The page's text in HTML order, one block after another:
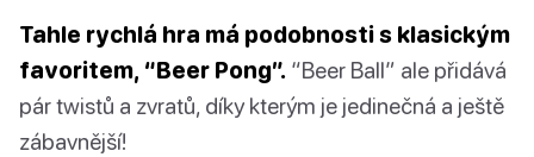
Tahle rychlá hra má podobnosti s klasickým
favoritem, “Beer Pong”. “Beer Ball” ale přidává
pár twistů a zvratů, díky kterým je jedinečná a ještě
zábavnější!